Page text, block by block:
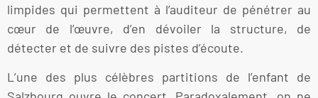
limpides qui permettent à l’auditeur de pénétrer au
cœur de l’œuvre, d’en dévoiler la structure, de
détecter et de suivre des pistes d’écoute.
L’une des plus célèbres partitions de l’enfant de